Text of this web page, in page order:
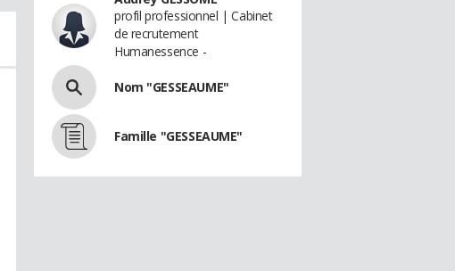
profil professionnel | Cabinet
de recrutement
Humanessence -
Nom "GESSEAUME"
Famille "GESSEAUME"